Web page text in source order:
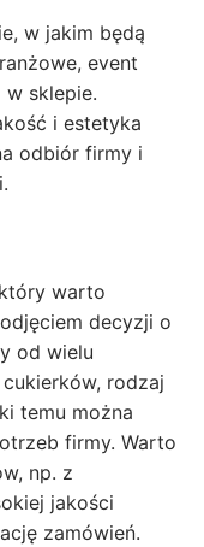
w jakim będą
event
sklepie.
i estetyka
odbiór firmy i
warto
decyzji o
od wielu
rodzaj
temu można
firmy. Warto
np. z
jakości
zamówień.